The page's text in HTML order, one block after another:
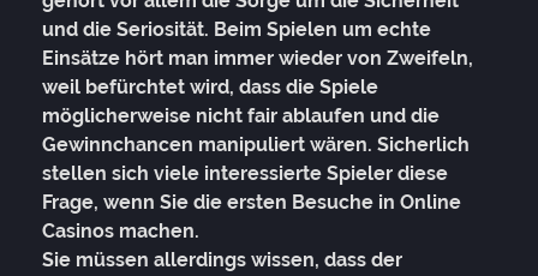
und die Seriosität. Beim Spielen um echte
Einsätze hört man immer wieder von Zweifeln,
weil befürchtet wird, dass die Spiele
möglicherweise nicht fair ablaufen und die
Gewinnchancen manipuliert wären. Sicherlich
stellen sich viele interessierte Spieler diese
Frage, wenn Sie die ersten Besuche in Online
Casinos machen.
Sie müssen allerdings wissen, dass der